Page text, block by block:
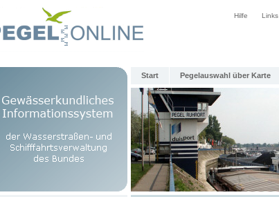
Hilfe Links
Start Pegelauswahl über Karte